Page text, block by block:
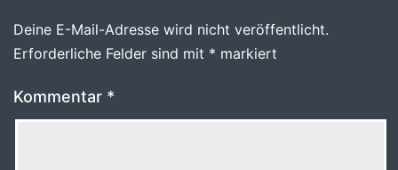
Deine E-Mail-Adresse wird nicht veröffentlicht.
Erforderliche Felder sind mit * markiert
Kommentar *